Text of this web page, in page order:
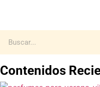
Contenidos